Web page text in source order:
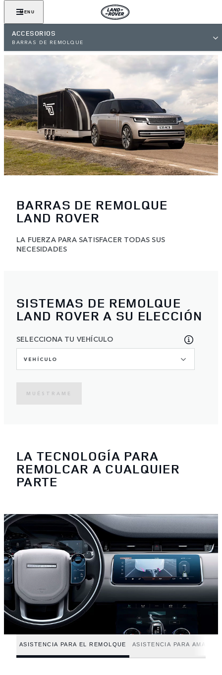
MENU
ACCESORIOS
BARRAS DE REMOLQUE
BARRAS DE REMOLQUE
LAND ROVER
LA FUERZA PARA SATISFACER TODAS SUS
NECESIDADES
SISTEMAS DE REMOLQUE
LAND ROVER A SU ELECCIÓN
SELECCIONA TU VEHÍCULO
VEHÍCULO
MUÉSTRAME
LA TECNOLOGÍA PARA
REMOLCAR A CUALQUIER
PARTE
ASISTENCIA PARA EL REMOLQUE ASISTENCIA PARA AMARRE